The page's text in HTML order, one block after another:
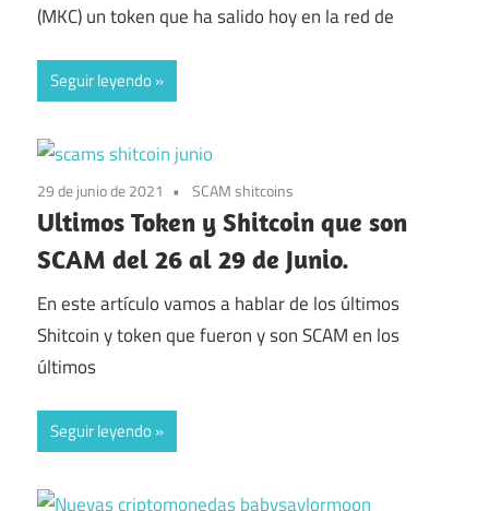
(MKC) un token que ha salido hoy en la red de
Seguir leyendo
29 de junio de 2021 SCAM shitcoins
Ultimos Token y Shitcoin que son
SCAM del 26 al 29 de Junio.
En este artículo vamos a hablar de los últimos
Shitcoin y token que fueron y son SCAM en los
últimos
Seguir leyendo